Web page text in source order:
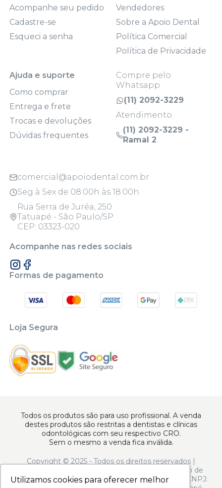
Utilizamos cookies para oferecer melhor
Utilizamos cookies para oferecer melhor
Acompanhe seu pedido
Cadastre-se
Esqueci a senha
Vendedores
Sobre a Apoio Dental
Política Comercial
Política de Privacidade
Ajuda e suporte
Como comprar
Entrega e frete
Trocas e devoluções
Dúvidas frequentes
Compre pelo
Whatsapp
(11) 2092-3229
Atendimento
(11) 2092-3229 -
Ramal 2
comercial@apoiodental.com.br
Seg à Sex de 08:00h às 18:00h
Rua Serra de Juréa, 250
Tatuapé - São Paulo/SP
CEP: 03323-020
Acompanhe nas redes sociais
Formas de pagamento
Loja Segura
Todos os produtos são para uso profissional. A venda
destes produtos são restritas a dentistas e clínicas
odontológicas com seu respectivo CRO.
Sem o mesmo a venda fica inválida.
Copyright © 2025 - Todos os direitos reservados |
www.apoiodental.com.br | Apoio Dental Comércio de
Produtos e Equipamentos Odontológicos LTDA | CNPJ: